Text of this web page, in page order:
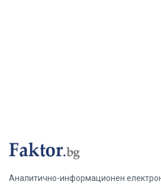
Аналитично-информационен